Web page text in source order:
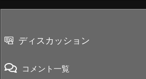
ディスカッション
コメント一覧